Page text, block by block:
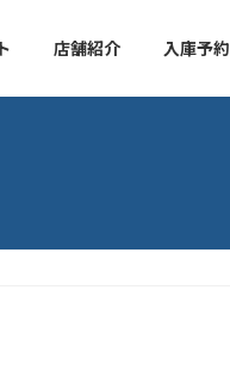
店舗紹介 入庫予約